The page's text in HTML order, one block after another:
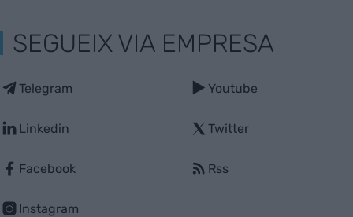
SEGUEIX VIA EMPRESA
Telegram
Linkedin
Facebook
Instagram
Youtube
Twitter
Rss